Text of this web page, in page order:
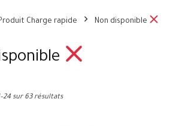
Charge rapide Non disponible
sur 63 résultats